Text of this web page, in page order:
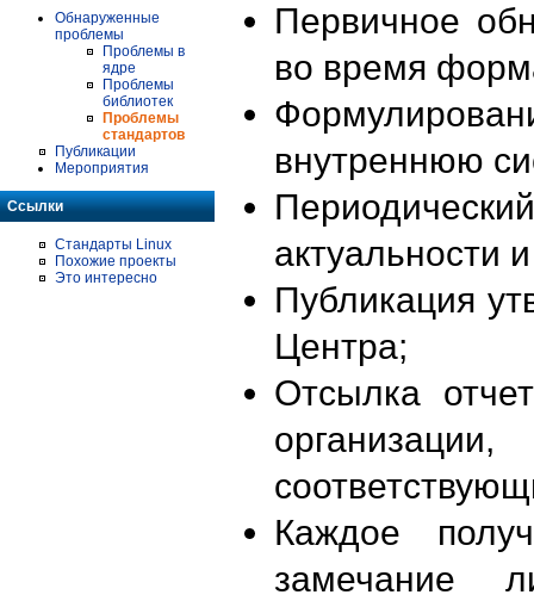
Обнаруженные
проблемы
Проблемы в
ядре
Проблемы
библиотек
Проблемы
стандартов
Публикации
Мероприятия
Ссылки
Стандарты Linux
Похожие проекты
Это интересно
Первичное
во время
внутреннюю
актуальности
Публикация
Центра;
Отсылка
Каждое
замечание